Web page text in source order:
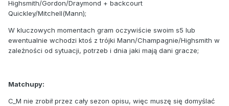
Highsmith/Gordon/Draymond + backcourt
Quickley/Mitchell(Mann);
W kluczowych momentach gram oczywiście swoim s5 lub
ewentualnie wchodzi ktoś z trójki Mann/Champagnie/Highsmith w
zależności od sytuacji, potrzeb i dnia jaki mają dani gracze;
Matchupy:
C_M nie zrobił przez cały sezon opisu, więc muszę się domyślać